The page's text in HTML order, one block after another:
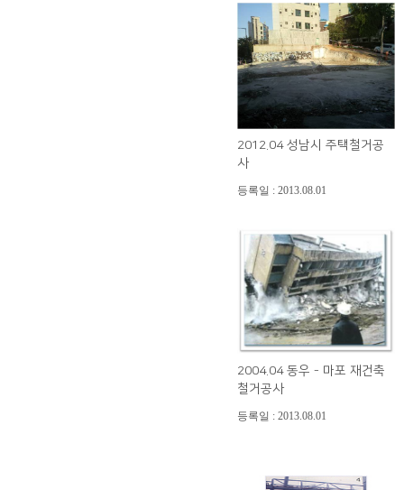
2012.04 성남시 주택철거공
사
등록일 : 2013.08.01
2004.04 동우 - 마포 재건축
철거공사
등록일 : 2013.08.01